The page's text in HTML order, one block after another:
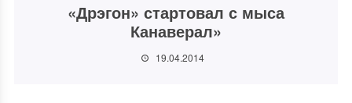
«Дрэгон» стартовал с мыса
Канаверал»
19.04.2014